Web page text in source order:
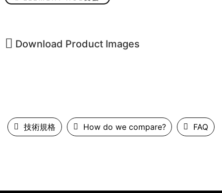
Download Product Images
技術規格 How do we compare? FAQ